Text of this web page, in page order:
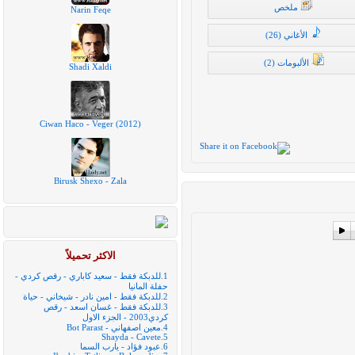
Narin Feqe
Shadi Xaldi
Ciwan Haco - Veger (2012)
Birusk Shexo - Zala
الاكثر تحميلاً
1. للدبكة فقط - سعيد كاباري - رقص كردي -
حفلة المانيا
2. للدبكة فقط - امين نادر - شيخاني - حياة
3. للدبكة فقط - غسان اسعد - رقص
كردي2003 - الجزء الاول
4. معين اصفهاني - Bot Parast
5.
Shayda - Cavete
6. عبود فؤاد - يارب السما
ملخص
الأغاني (26)
الألبومات (2)